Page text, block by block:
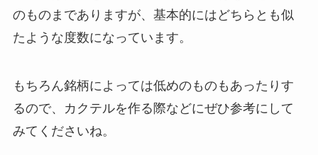
のものまでありますが、基本的にはどちらとも似
たような度数になっています。
もちろん銘柄によっては低めのものもあったりす
るので、カクテルを作る際などにぜひ参考にして
みてくださいね。